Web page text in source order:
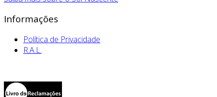
Informações
Política de Privacidade
R.A.L.